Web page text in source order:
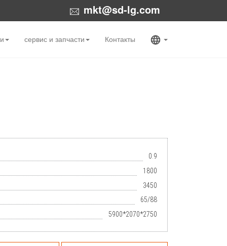
mkt@sd-lg.com
сервис и запчасти Контакты
0.9
1800
3450
65/88
5900*2070*2750